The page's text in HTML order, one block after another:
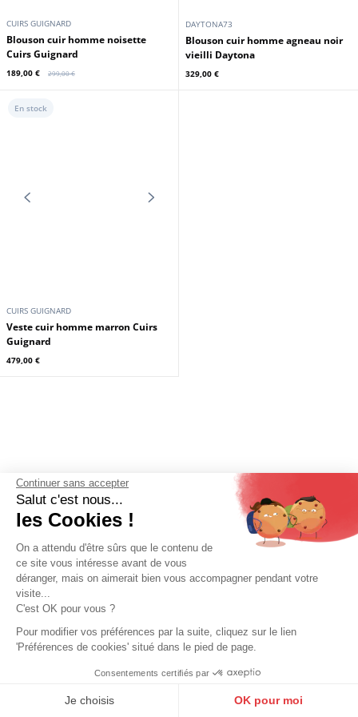
Continuer sans accepter
Salut c'est nous...
les Cookies !
On a attendu d'être sûrs que le contenu de
ce site vous intéresse avant de vous
déranger, mais on aimerait bien vous accompagner pendant votre
visite...
C'est OK pour vous ?
Pour modifier vos préférences par la suite, cliquez sur le lien
'Préférences de cookies' situé dans le pied de page.
Consentements certifiés par
Je choisis OK pour moi
DAYTONA73
Blouson cuir homme noir Daytona
339,00 €
DAYTONA73
Blouson cuir homme cognac
Daytona
329,00 €
CUIRS GUIGNARD
Blouson cuir homme noisette
Cuirs Guignard
189,00 €
En stock
CUIRS GUIGNARD
Guignard
479,00 €